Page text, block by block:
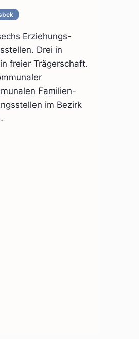
Erziehungs-
Drei in
freier Trägerschaft.
Familien-
im Bezirk